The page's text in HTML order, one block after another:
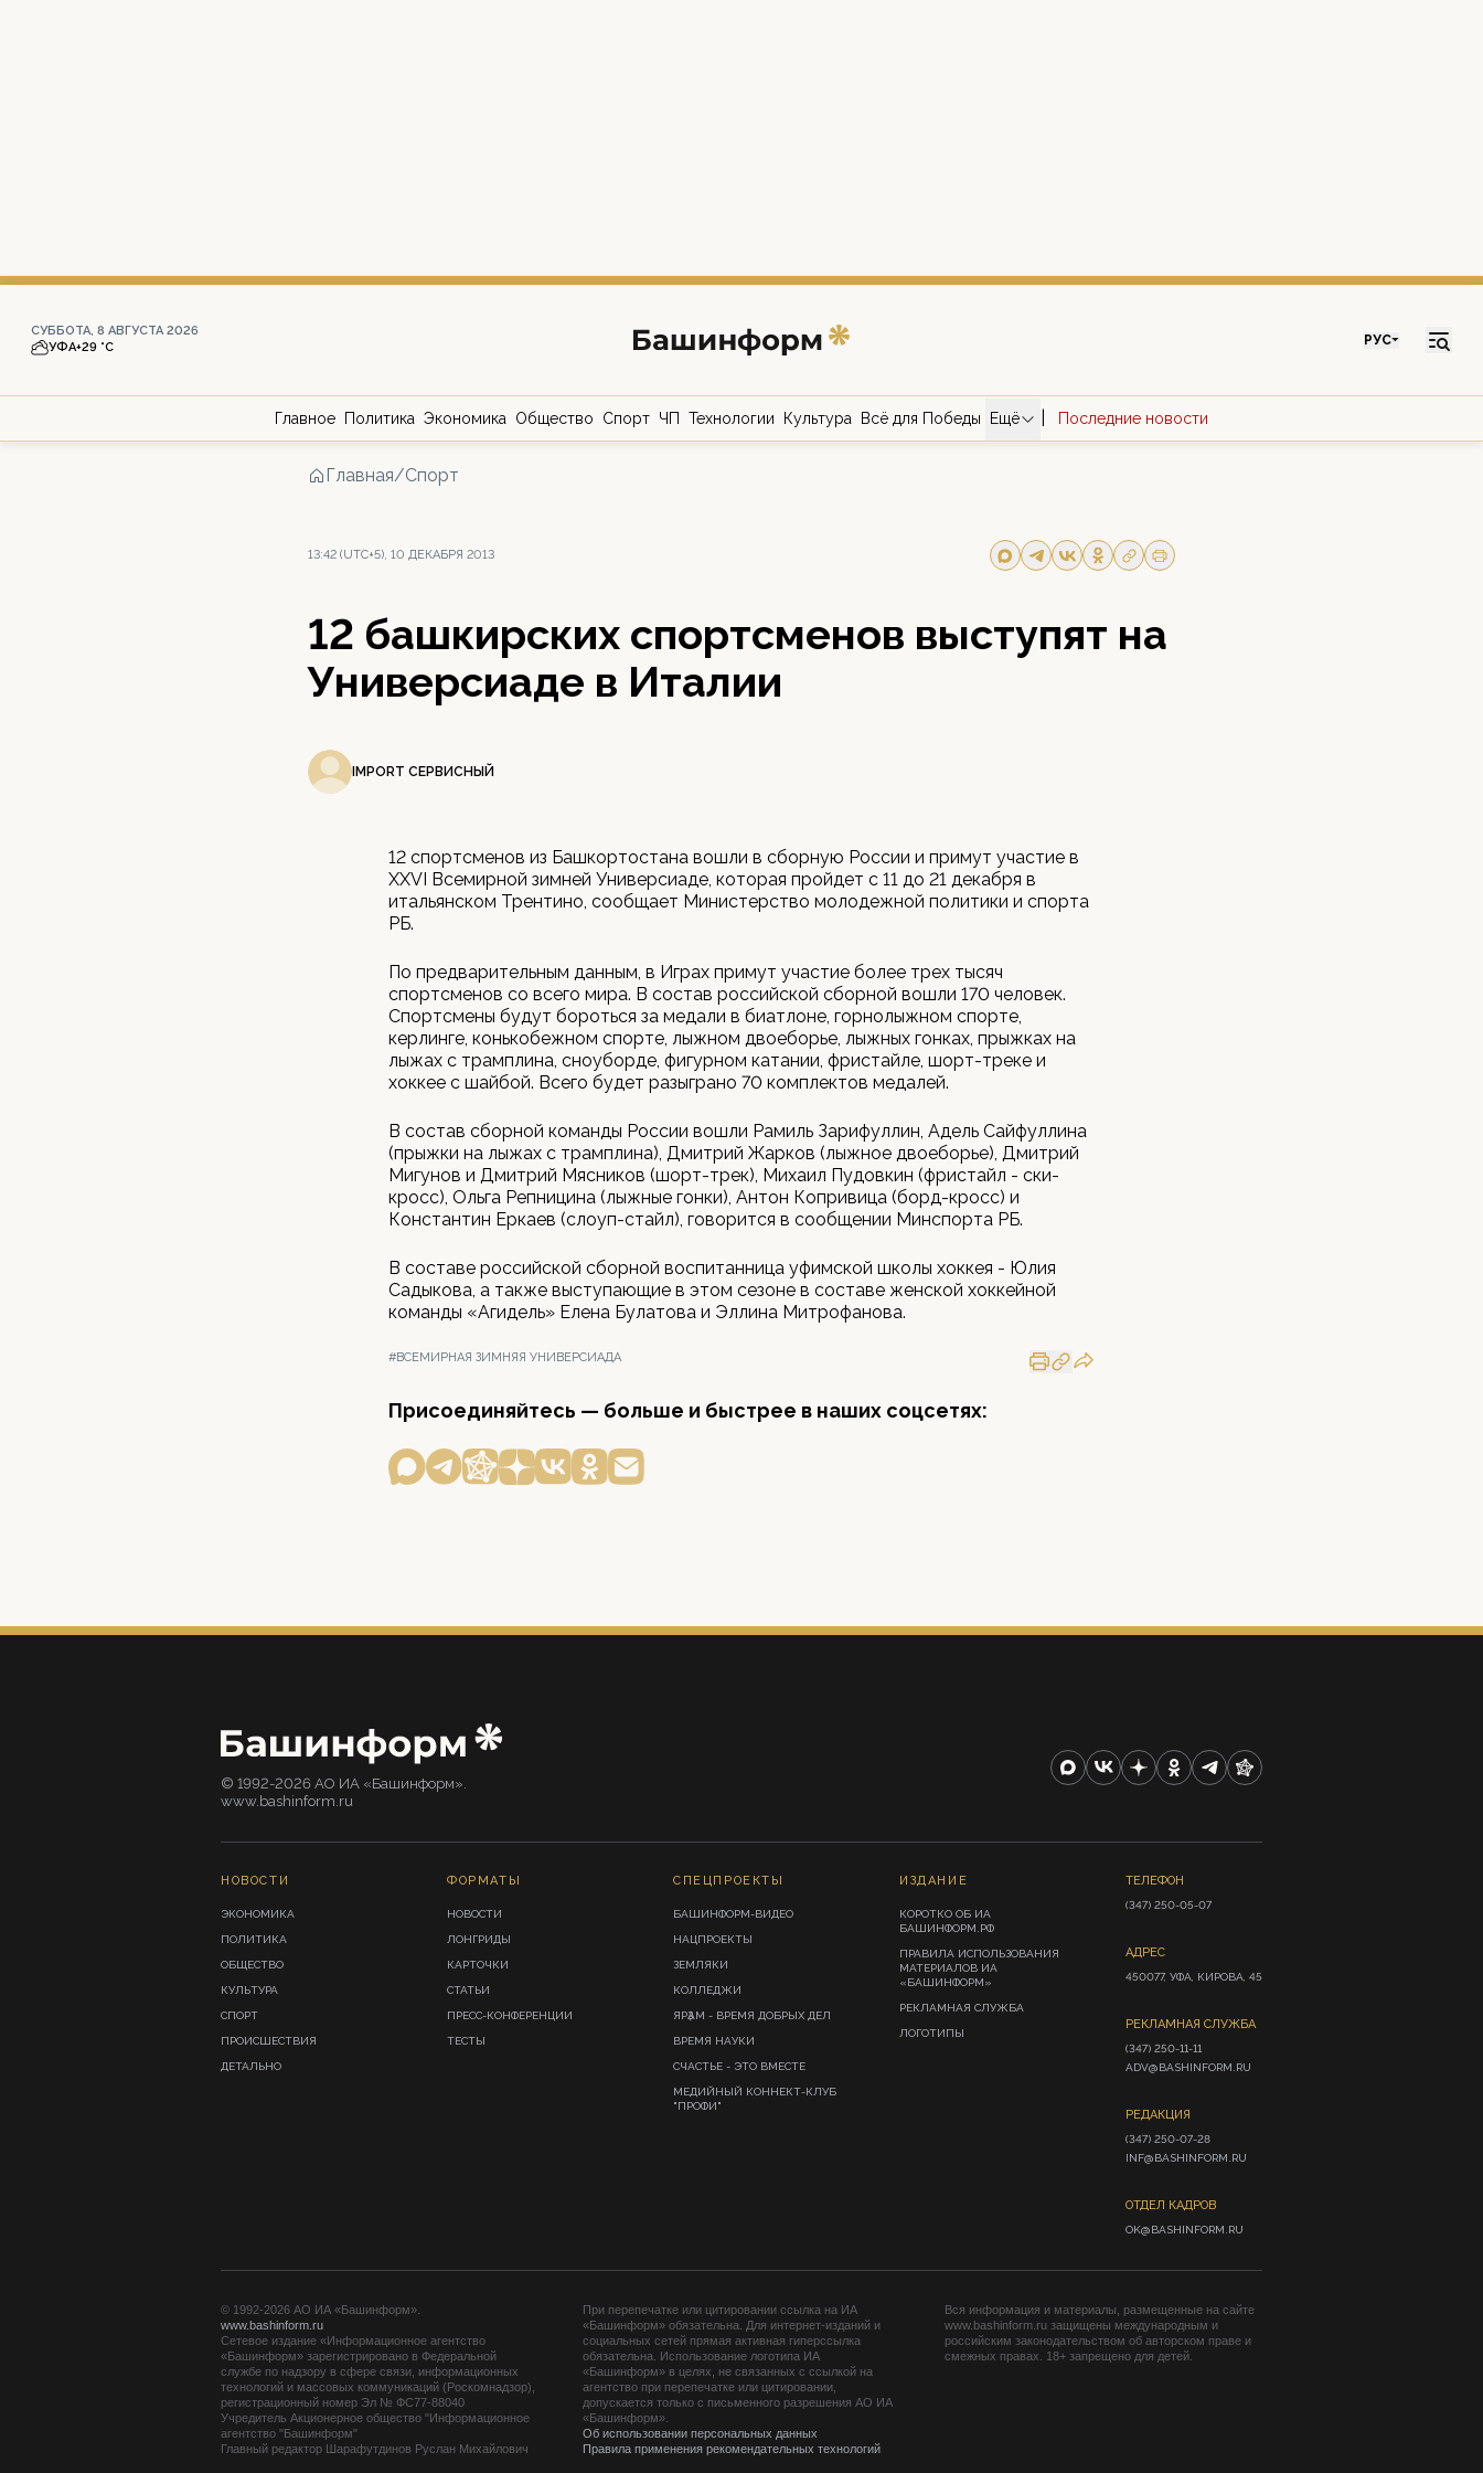
СУББОТА, 8 АВГУСТА 2026
УФА+29 °С РУС
Главное Политика Экономика Общество Спорт ЧП Технологии Культура Всё для Победы Ещё Последние новости
Главная/Спорт
13:42 (UTC+5), 10 ДЕКАБРЯ 2013
12 башкирских спортсменов выступят на
Универсиаде в Италии
IMPORT СЕРВИСНЫЙ
12 спортсменов из Башкортостана вошли в сборную России и примут участие в
XXVI Всемирной зимней Универсиаде, которая пройдет с 11 до 21 декабря в
итальянском Трентино, сообщает Министерство молодежной политики и спорта
РБ.
По предварительным данным, в Играх примут участие более трех тысяч
спортсменов со всего мира. В состав российской сборной вошли 170 человек.
Спортсмены будут бороться за медали в биатлоне, горнолыжном спорте,
керлинге, конькобежном спорте, лыжном двоеборье, лыжных гонках, прыжках на
лыжах с трамплина, сноуборде, фигурном катании, фристайле, шорт-треке и
хоккее с шайбой. Всего будет разыграно 70 комплектов медалей.
В состав сборной команды России вошли Рамиль Зарифуллин, Адель Сайфуллина
(прыжки на лыжах с трамплина), Дмитрий Жарков (лыжное двоеборье), Дмитрий
Мигунов и Дмитрий Мясников (шорт-трек), Михаил Пудовкин (фристайл - ски-
кросс), Ольга Репницина (лыжные гонки), Антон Копривица (борд-кросс) и
Константин Еркаев (слоуп-стайл), говорится в сообщении Минспорта РБ.
В составе российской сборной воспитанница уфимской школы хоккея - Юлия
Садыкова, а также выступающие в этом сезоне в составе женской хоккейной
команды «Агидель» Елена Булатова и Эллина Митрофанова.
#ВСЕМИРНАЯ ЗИМНЯЯ УНИВЕРСИАДА
Присоединяйтесь — больше и быстрее в наших соцсетях:
© 1992-2026 АО ИА «Башинформ».
www.bashinform.ru
НОВОСТИ
ЭКОНОМИКА
ПОЛИТИКА
ОБЩЕСТВО
КУЛЬТУРА
СПОРТ
ПРОИСШЕСТВИЯ
ДЕТАЛЬНО
ФОРМАТЫ
НОВОСТИ
ЛОНГРИДЫ
КАРТОЧКИ
СТАТЬИ
ПРЕСС-КОНФЕРЕНЦИИ
ТЕСТЫ
СПЕЦПРОЕКТЫ
БАШИНФОРМ-ВИДЕО
НАЦПРОЕКТЫ
ЗЕМЛЯКИ
КОЛЛЕДЖИ
ЯРҘАМ - ВРЕМЯ ДОБРЫХ ДЕЛ
ВРЕМЯ НАУКИ
СЧАСТЬЕ - ЭТО ВМЕСТЕ
МЕДИЙНЫЙ КОННЕКТ-КЛУБ
"ПРОФИ"
ИЗДАНИЕ
КОРОТКО ОБ ИА
БАШИНФОРМ.РФ
ПРАВИЛА ИСПОЛЬЗОВАНИЯ
МАТЕРИАЛОВ ИА
«БАШИНФОРМ»
РЕКЛАМНАЯ СЛУЖБА
ЛОГОТИПЫ
ТЕЛЕФОН
(347) 250-05-07
АДРЕС
450077, УФА, КИРОВА, 45
РЕКЛАМНАЯ СЛУЖБА
(347) 250-11-11
ADV@BASHINFORM.RU
РЕДАКЦИЯ
(347) 250-07-28
INF@BASHINFORM.RU
ОТДЕЛ КАДРОВ
OK@BASHINFORM.RU
© 1992-2026 АО ИА «Башинформ».
www.bashinform.ru
Сетевое издание «Информационное агентство
«Башинформ» зарегистрировано в Федеральной
службе по надзору в сфере связи, информационных
технологий и массовых коммуникаций (Роскомнадзор),
регистрационный номер Эл № ФС77-88040
Учредитель Акционерное общество "Информационное
агентство "Башинформ"
Главный редактор Шарафутдинов Руслан Михайлович
При перепечатке или цитировании ссылка на ИА
«Башинформ» обязательна. Для интернет-изданий и
социальных сетей прямая активная гиперссылка
обязательна. Использование логотипа ИА
«Башинформ» в целях, не связанных с ссылкой на
агентство при перепечатке или цитировании,
допускается только с письменного разрешения АО ИА
«Башинформ».
Об использовании персональных данных
Правила применения рекомендательных технологий
Вся информация и материалы, размещенные на сайте
www.bashinform.ru защищены международным и
российским законодательством об авторском праве и
смежных правах. 18+ запрещено для детей.